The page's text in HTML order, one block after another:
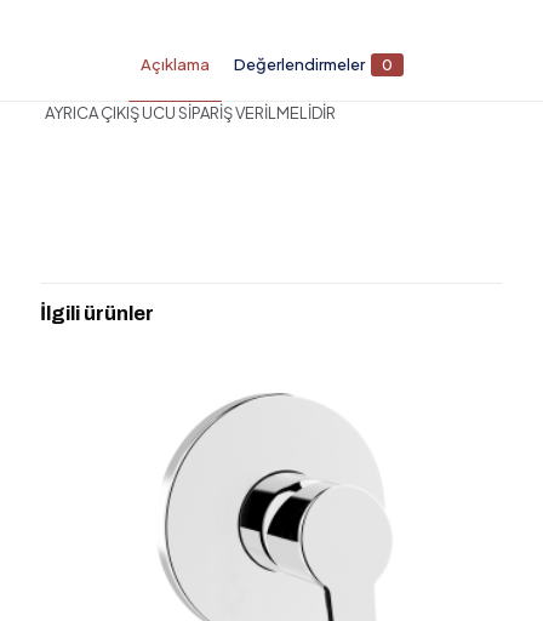
Açıklama Değerlendirmeler 0
AYRICA ÇIKIŞ UCU SİPARİŞ VERİLMELİDİR
ANKASTRE BANYO BATARYASI” için
yorum yapan ilk kişi siz olun
Derecelendirmeniz*
2/5
yıldız
3/5
yıldız
İlgili ürünler